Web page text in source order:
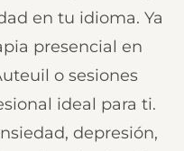
en tu idioma. Ya
presencial en
o sesiones
ideal para ti.
depresión,